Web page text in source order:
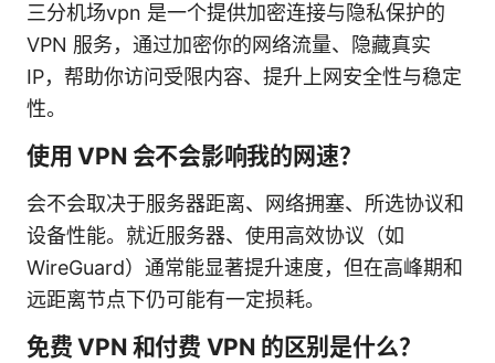
三分机场vpn 是一个提供加密连接与隐私保护的
VPN 服务，通过加密你的网络流量、隐藏真实
IP，帮助你访问受限内容、提升上网安全性与稳定
性。
使用 VPN 会不会影响我的网速？
会不会取决于服务器距离、网络拥塞、所选协议和
设备性能。就近服务器、使用高效协议（如
WireGuard）通常能显著提升速度，但在高峰期和
远距离节点下仍可能有一定损耗。
免费 VPN 和付费 VPN 的区别是什么？